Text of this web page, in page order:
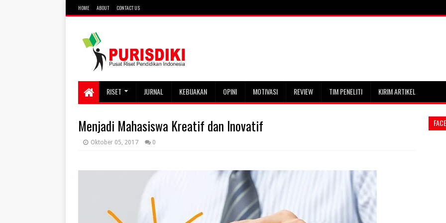
HOME ABOUT CONTACT US
RISET JURNAL KEBIJAKAN OPINI MOTIVASI REVIEW TIM PENELITI KIRIM ARTIKEL
Menjadi Mahasiswa Kreatif dan Inovatif
Oktober 05, 2017 0